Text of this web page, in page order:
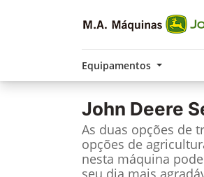
Equipamentos
John Deere
As duas opções de
opções de
nesta máquina
seu dia mais